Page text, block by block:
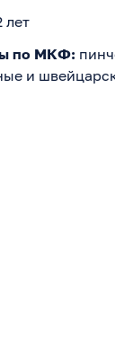
лет
по МКФ:
и